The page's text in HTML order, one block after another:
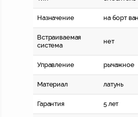
Назначение на борт
Встраиваемая
система
нет
Управление рычажное
Материал латунь
Гарантия 5 лет